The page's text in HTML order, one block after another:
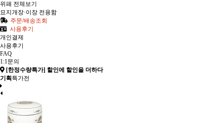
위패 전체보기
묘지개장·이장 전용함
주문/배송조회
사용후기
개인결제
사용후기
FAQ
1:1문의
[한정수량특가] 할인에 할인을 더하다
기획 특가전